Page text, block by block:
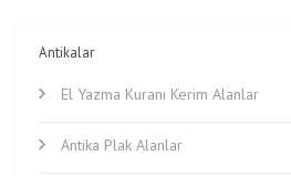
Antikalar
El Yazma Kuranı Kerim Alanlar
Antika Plak Alanlar